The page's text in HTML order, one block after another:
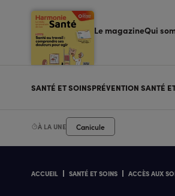
Navigation
Le magazineQui
principale
SANTÉ ET SOINSPRÉVENTION SANTÉ
À LA UNE Canicule
FIL
ACCUEIL SANTÉ ET SOINS ACCÈS AUX